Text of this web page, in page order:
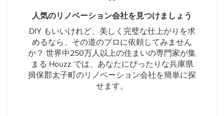
人気のリノベーション会社を見つけましょう
DIY もいいけれど、美しく完璧な仕上がりを求
めるなら、その道のプロに依頼してみません
か？ 世界中250万人以上の住まいの専門家が集
まる Houzz では、あなたにぴったりな兵庫県
揖保郡太子町のリノベーション会社を簡単に探
せます。